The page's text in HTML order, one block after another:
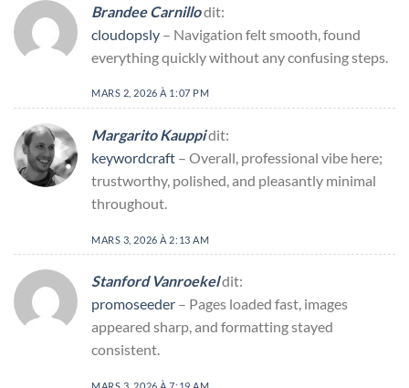
Brandee Carnillodit:
cloudopsly – Navigation felt smooth, found
everything quickly without any confusing steps.
MARS 2, 2026 À 1:07 PM
Margarito Kauppidit:
keywordcraft – Overall, professional vibe here;
trustworthy, polished, and pleasantly minimal
throughout.
MARS 3, 2026 À 2:13 AM
Stanford Vanroekeldit:
promoseeder – Pages loaded fast, images
appeared sharp, and formatting stayed
consistent.